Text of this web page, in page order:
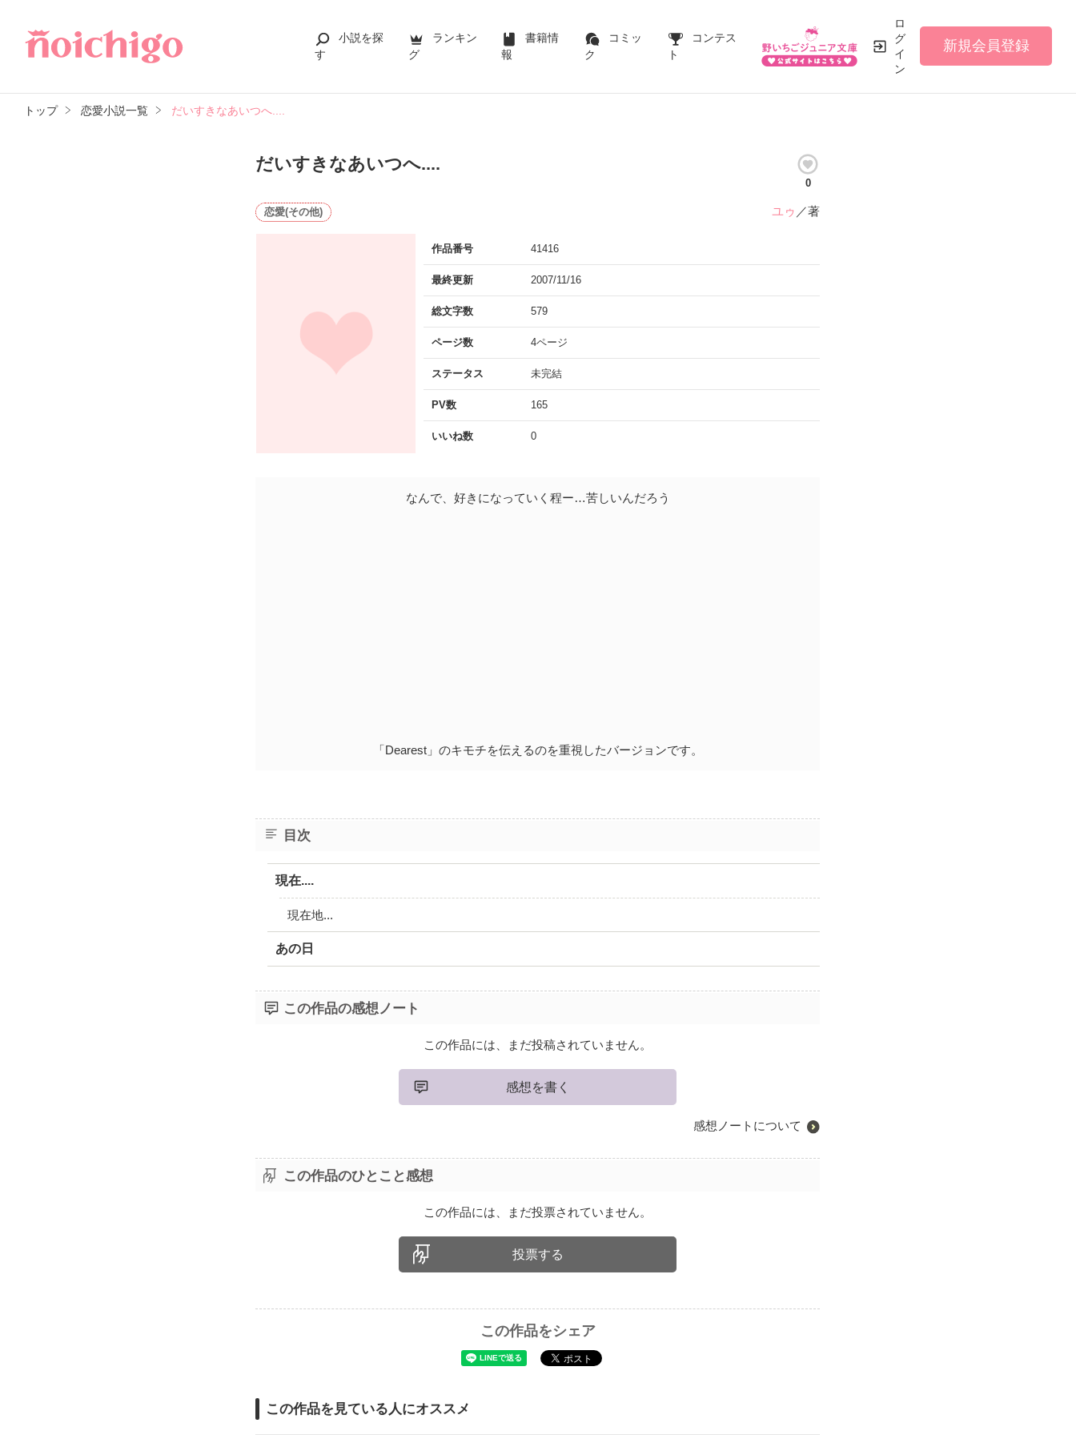
小説を探
す
ランキン
グ
書籍情
報
コミッ
ク
コンテス
ト
ロ
グ
イ
ン
新規会員登録
トップ 恋愛小説一覧 だいすきなあいつへ....
だいすきなあいつへ....
0
恋愛(その他) ユゥ ／著
作品番号 41416
最終更新 2007/11/16
総文字数 579
ページ数 4ページ
ステータス 未完結
PV数 165
いいね数 0
なんで、好きになっていく程ー…苦しいんだろう
「Dearest」のキモチを伝えるのを重視したバージョンです。
目次
現在....
現在地...
あの日
この作品の感想ノート
この作品には、まだ投稿されていません。
感想を書く
感想ノートについて
この作品のひとこと感想
この作品には、まだ投票されていません。
投票する
この作品をシェア
この作品を見ている人にオススメ